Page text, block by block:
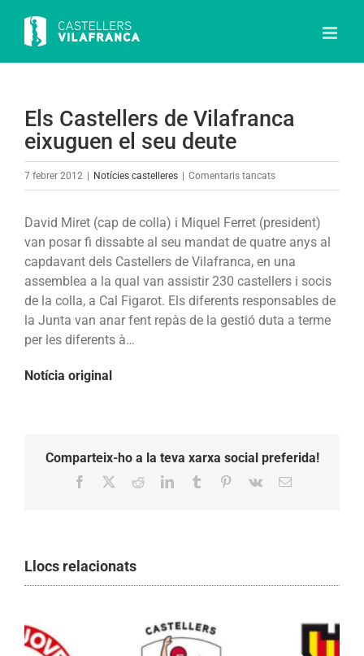
content
Els Castellers de Vilafranca
eixuguen el seu deute
7 febrer 2012 Notícies castelleres Comentaris tancatsa
Castellers
David Miret (cap de colla) i Miquel Ferret (president)
van posar fi dissabte al seu mandat de quatre anys al
capdavant dels Castellers de Vilafranca, en una
assemblea a la qual van assistir 230 castellers i socis
de la colla, a Cal Figarot. Els diferents responsables de
la Junta van anar fent repàs de la gestió duta a terme
per les diferents à…
Notícia original
Comparteix-ho a la teva xarxa social preferida!
Facebook RedditLinkedInTumblr Pinterest
Vk Email:
Llocs relacionats